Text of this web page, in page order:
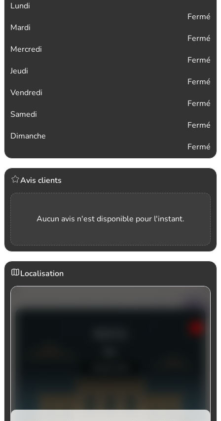
Lundi
Fermé
Mardi
Fermé
Mercredi
Fermé
Jeudi
Fermé
Vendredi
Fermé
Samedi
Fermé
Dimanche
Fermé
Avis clients
Aucun avis n'est disponible pour l'instant.
Localisation